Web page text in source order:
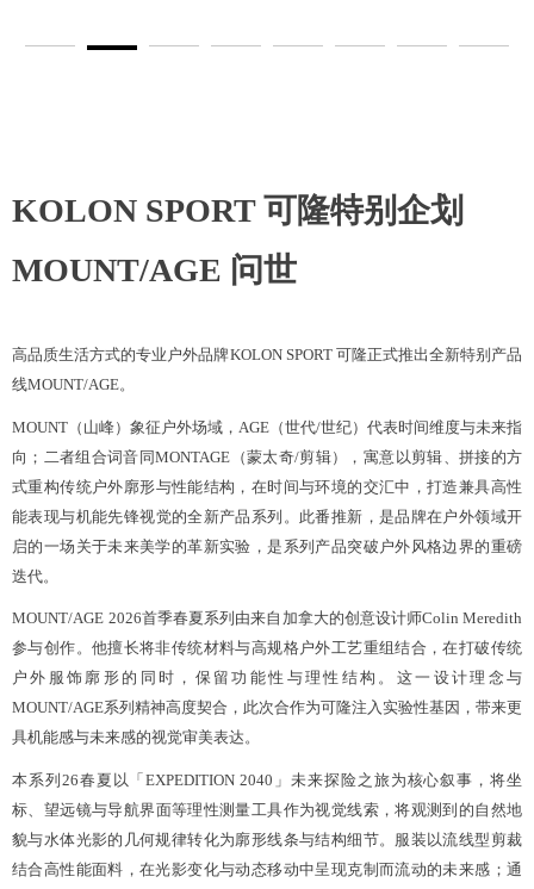
KOLON SPORT 可隆特别企划
MOUNT/AGE 问世
高品质生活方式的专业户外品牌KOLON SPORT 可隆正式推出全新特别产品
线MOUNT/AGE。
MOUNT （山峰） 象征户外场域， AGE （世代/世纪） 代表时间维度与未来指
向；二者组合词音同MONTAGE （蒙太奇/剪辑） ，寓意以剪辑
拼接的方
式重构传统 户外廓形与性能结构，在时间与环境的交汇中，打造兼具高性
能表现与机能先锋视觉的全新产品系列。此番推新，是品牌在户外领域开
启的一场关于未来美学的革新实验，是系列产品突破户外风格边界的重磅
迭代。
MOUNT/AGE 2026首季春夏系列由来自加拿大的创意设计师Colin Meredith
参与创作。他擅长将非传统材料与高规格户外工艺重组结合，在打破传统
户外 服饰廓形的同时，保留功能性与理性结构 。 这一设计理念与
MOUNT/AGE系列精神高度契合， 此次合作为可隆注入实验性基因，带来更
具机能感与未来感的视觉审美表达。
本系列 26春夏以「EXPEDITION 2040」未来探险之旅为核心叙事，将坐
标、 望远镜与导航界面等理性测量工具作为视觉线索，将观测到的自然地
貌与水体光影的几何规律转化为廓形线条与结构细节。服装以流线型剪裁
结合高性能面料，在光影变化与动态移动中呈现克制而流动的未来感；通